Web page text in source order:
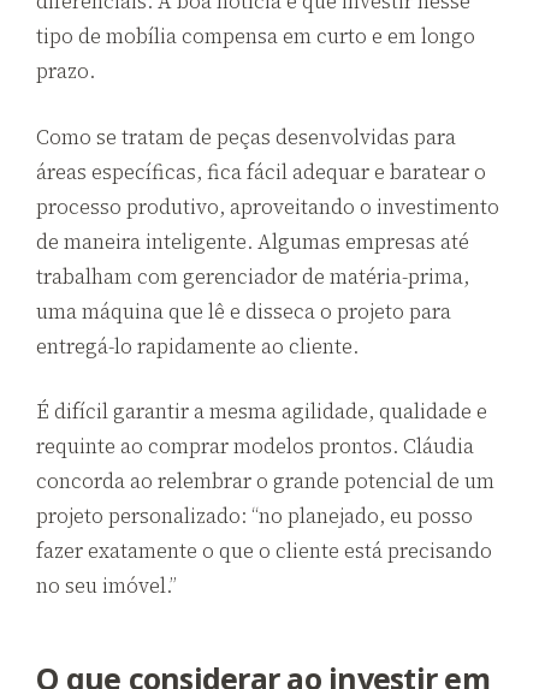
tipo de mobília compensa em curto e em longo
prazo.
Como se tratam de peças desenvolvidas para
áreas específicas, fica fácil adequar e baratear o
processo produtivo, aproveitando o investimento
de maneira inteligente. Algumas empresas até
trabalham com gerenciador de matéria-prima,
uma máquina que lê e disseca o projeto para
entregá-lo rapidamente ao cliente.
É difícil garantir a mesma agilidade, qualidade e
requinte ao comprar modelos prontos. Cláudia
concorda ao relembrar o grande potencial de um
projeto personalizado: “no planejado, eu posso
fazer exatamente o que o cliente está precisando
no seu imóvel.”
O que considerar ao investir em